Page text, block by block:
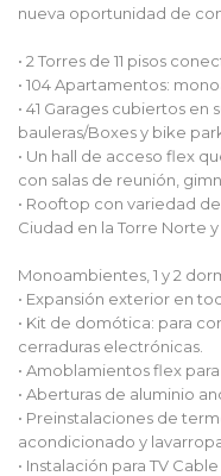
nueva oportunidad de
• 2 Torres de 11 pisos
• 104 Apartamentos:
• 41 Garages cubiertos en
bauleras/Boxes y bike
• Un hall de acceso flex
con salas de reunión,
• Rooftop con variedad
Ciudad en la Torre Norte y
Monoambientes, 1 y 2
• Expansión exterior en
• Kit de domótica: para
cerraduras electrónicas.
• Amoblamientos flex
• Aberturas de aluminio
• Preinstalaciones de
acondicionado y
• Instalación para TV Cable